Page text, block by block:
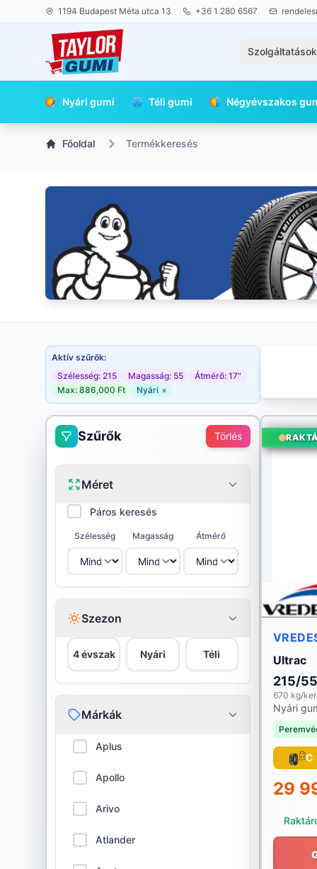
1194 Budapest Méta utca 13 +36 1 280 6567
Szolgáltatások
Nyári gumi Téli gumi Négyévszakos
Főoldal Termékkeresés
Aktív szűrők:
Szélesség: 215
Magasság: 55
Átmérő: 17"
Max: 886,000 Ft
Nyári ×
Szűrők Törlés
Méret
Páros keresés
Szélesség Magasság Átmérő
Szezon
4 évszak Nyári Téli
Márkák
Aplus
Apollo
Arivo
Atlander
Ultrac
215/
670 kg/
Nyári
C
29